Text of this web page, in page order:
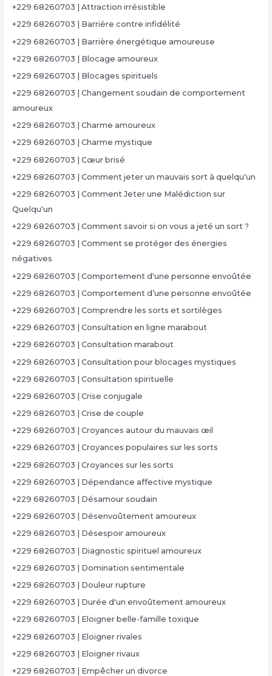
+229 68260703 | Attraction irrésistible
+229 68260703 | Barrière contre infidélité
+229 68260703 | Barrière énergétique amoureuse
+229 68260703 | Blocage amoureux
+229 68260703 | Blocages spirituels
+229 68260703 | Changement soudain de comportement
amoureux
+229 68260703 | Charme amoureux
+229 68260703 | Charme mystique
+229 68260703 | Cœur brisé
+229 68260703 | Comment jeter un mauvais sort à quelqu'un
+229 68260703 | Comment Jeter une Malédiction sur
Quelqu'un
+229 68260703 | Comment savoir si on vous a jeté un sort ?
+229 68260703 | Comment se protéger des énergies
négatives
+229 68260703 | Comportement d'une personne envoûtée
+229 68260703 | Comportement d’une personne envoûtée
+229 68260703 | Comprendre les sorts et sortilèges
+229 68260703 | Consultation en ligne marabout
+229 68260703 | Consultation marabout
+229 68260703 | Consultation pour blocages mystiques
+229 68260703 | Consultation spirituelle
+229 68260703 | Crise conjugale
+229 68260703 | Crise de couple
+229 68260703 | Croyances autour du mauvais œil
+229 68260703 | Croyances populaires sur les sorts
+229 68260703 | Croyances sur les sorts
+229 68260703 | Dépendance affective mystique
+229 68260703 | Désamour soudain
+229 68260703 | Désenvoûtement amoureux
+229 68260703 | Désespoir amoureux
+229 68260703 | Diagnostic spirituel amoureux
+229 68260703 | Domination sentimentale
+229 68260703 | Douleur rupture
+229 68260703 | Durée d'un envoûtement amoureux
+229 68260703 | Eloigner belle-famille toxique
+229 68260703 | Eloigner rivales
+229 68260703 | Eloigner rivaux
+229 68260703 | Empêcher un divorce